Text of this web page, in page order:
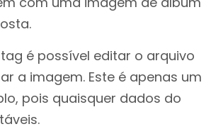
é possível editar o arquivo
a imagem. Este é apenas um
pois quaisquer dados do